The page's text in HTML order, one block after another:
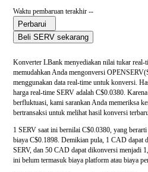
Waktu pembaruan terakhir --
Perbarui
Beli SERV sekarang
Konverter LBank menyediakan nilai tukar
memudahkan Anda mengonversi
menggunakan data real-time untuk konversi.
harga real-time SERV adalah C$0.0380.
berfluktuasi, kami sarankan Anda memeriksa
bertransaksi untuk melihat hasil konversi
1 SERV saat ini bernilai C$0.0380, yang
biaya C$0.1898. Demikian pula, 1 CAD dapat
SERV, dan 50 CAD dapat dikonversi menjadi
ini belum termasuk biaya platform atau biaya